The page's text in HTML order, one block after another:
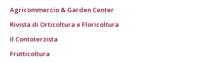
Agricommercio & Garden Center
Rivista di Orticoltura e Floricoltura
Il Contoterzista
Frutticoltura